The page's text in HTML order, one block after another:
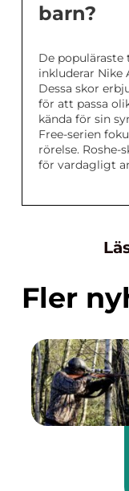
barn?
De populäraste
inkluderar Nike
Dessa skor
för att passa
kända för sin
Free-serien
rörelse.
för vardagligt
Fler